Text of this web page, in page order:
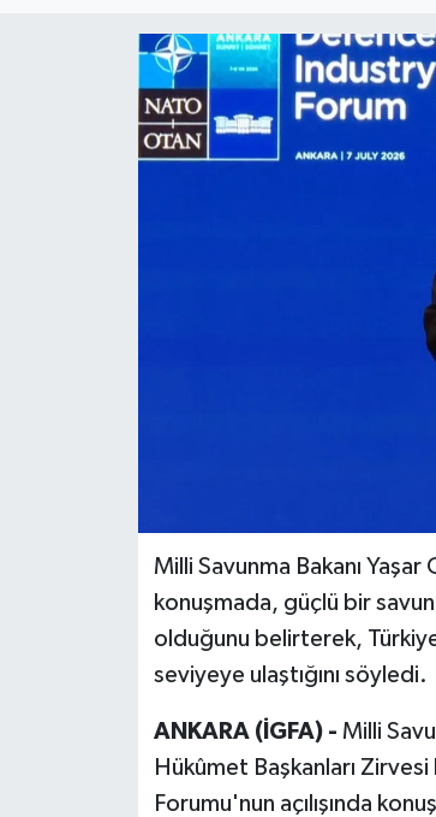
Milli Savunma Bakanı
konuşmada, güçlü bir
olduğunu belirterek,
seviyeye ulaştığını söyledi.
ANKARA (İGFA) - Milli
Hükûmet Başkanları
Forumu'nun açılışında
MAGAZİN